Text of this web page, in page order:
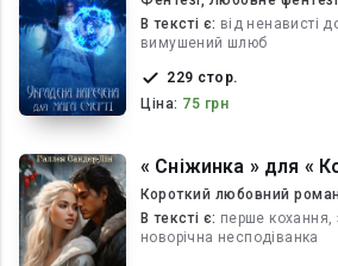
В текcті є: від ненависті
вимушений шлюб
229 стор.
Ціна: 75 грн
« Сніжинка » для «
Короткий любовний
В текcті є: перше кохання,
новорічна несподіванка